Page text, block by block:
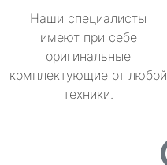
Наши специалисты
имеют при себе
оригинальные
комплектующие от любой
техники.